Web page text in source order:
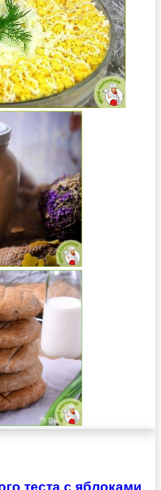
теста с яблоками